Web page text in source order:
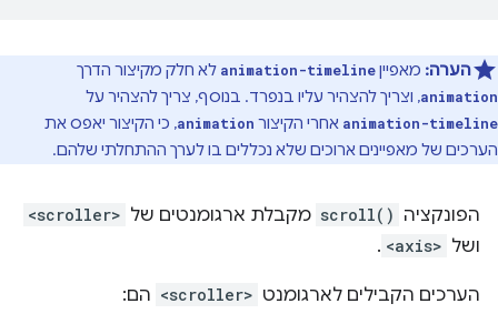
הערה: מאפייןanimation-timeline לא חלק מקיצור הדרך
animation, וצריך להצהיר עליו בנפרד. בנוסף, צריך להצהיר על
animation-timeline אחרי הקיצור animation, כי הקיצור יאפס את
הערכים של מאפיינים ארוכים שלא נכללים בו לערך ההתחלתי שלהם.
הפונקציה scroll() מקבלת ארגומנטים של <scroller>
ושל <axis>
.
הערכים הקבילים לארגומנט <scroller> הם: